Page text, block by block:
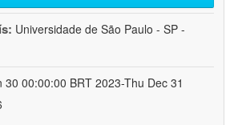
Universidade de São Paulo - SP -
30 00:00:00 BRT 2023-Thu Dec 31